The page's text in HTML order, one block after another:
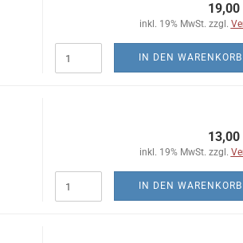
19,00
inkl. 19% MwSt. zzgl.
IN DEN WARENKORB
13,00
inkl. 19% MwSt. zzgl.
IN DEN WARENKORB